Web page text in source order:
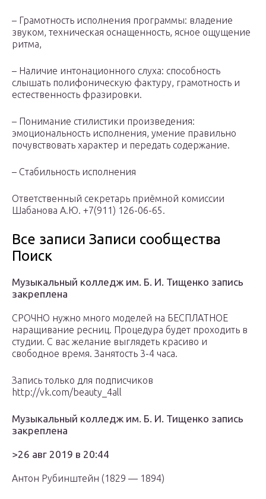
– Грамотность исполнения программы: владение
звуком, техническая оснащенность, ясное ощущение
ритма,
– Наличие интонационного слуха: способность
слышать полифоническую фактуру, грамотность и
естественность фразировки.
– Понимание стилистики произведения:
эмоциональность исполнения, умение правильно
почувствовать характер и передать содержание.
– Стабильность исполнения
Ответственный секретарь приёмной комиссии
Шабанова А.Ю. +7(911) 126-06-65.
Все записи Записи сообщества
Поиск
Музыкальный колледж им. Б. И. Тищенко запись
закреплена
СРОЧНО нужно много моделей на БЕСПЛАТНОЕ
наращивание ресниц. Процедура будет проходить в
студии. С вас желание выглядеть красиво и
свободное время. Занятость 3-4 часа.
Запись только для подписчиков
http://vk.com/beauty_4all
Музыкальный колледж им. Б. И. Тищенко запись
закреплена
>26 авг 2019 в 20:44
Антон Рубинштейн (1829 — 1894)